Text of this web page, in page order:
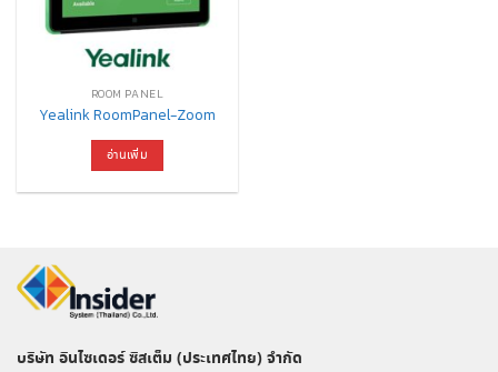
ROOM PANEL
Yealink RoomPanel-Zoom
อ่านเพิ่ม
บริษัท อินไซเดอร์ ซิสเต็ม (ประเทศไทย) จำกัด